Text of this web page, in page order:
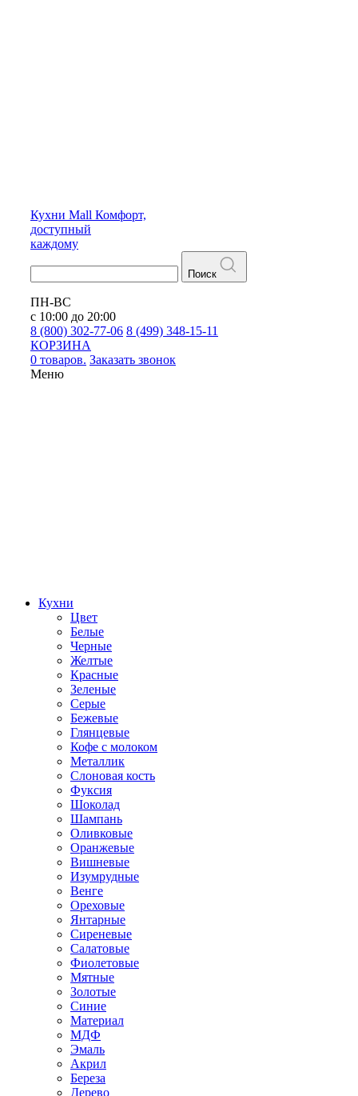
Кухни Mall Комфорт,
доступный
каждому
Поиск
ПН-ВС
с 10:00 до 20:00
8 (800) 302-77-06 8 (499) 348-15-11
КОРЗИНА
0 товаров. Заказать звонок
Меню
Кухни
Цвет
Белые
Черные
Желтые
Красные
Зеленые
Серые
Бежевые
Глянцевые
Кофе с молоком
Металлик
Слоновая кость
Фуксия
Шоколад
Шампань
Оливковые
Оранжевые
Вишневые
Изумрудные
Венге
Ореховые
Янтарные
Сиреневые
Салатовые
Фиолетовые
Мятные
Золотые
Синие
Материал
МДФ
Эмаль
Акрил
Береза
Дерево